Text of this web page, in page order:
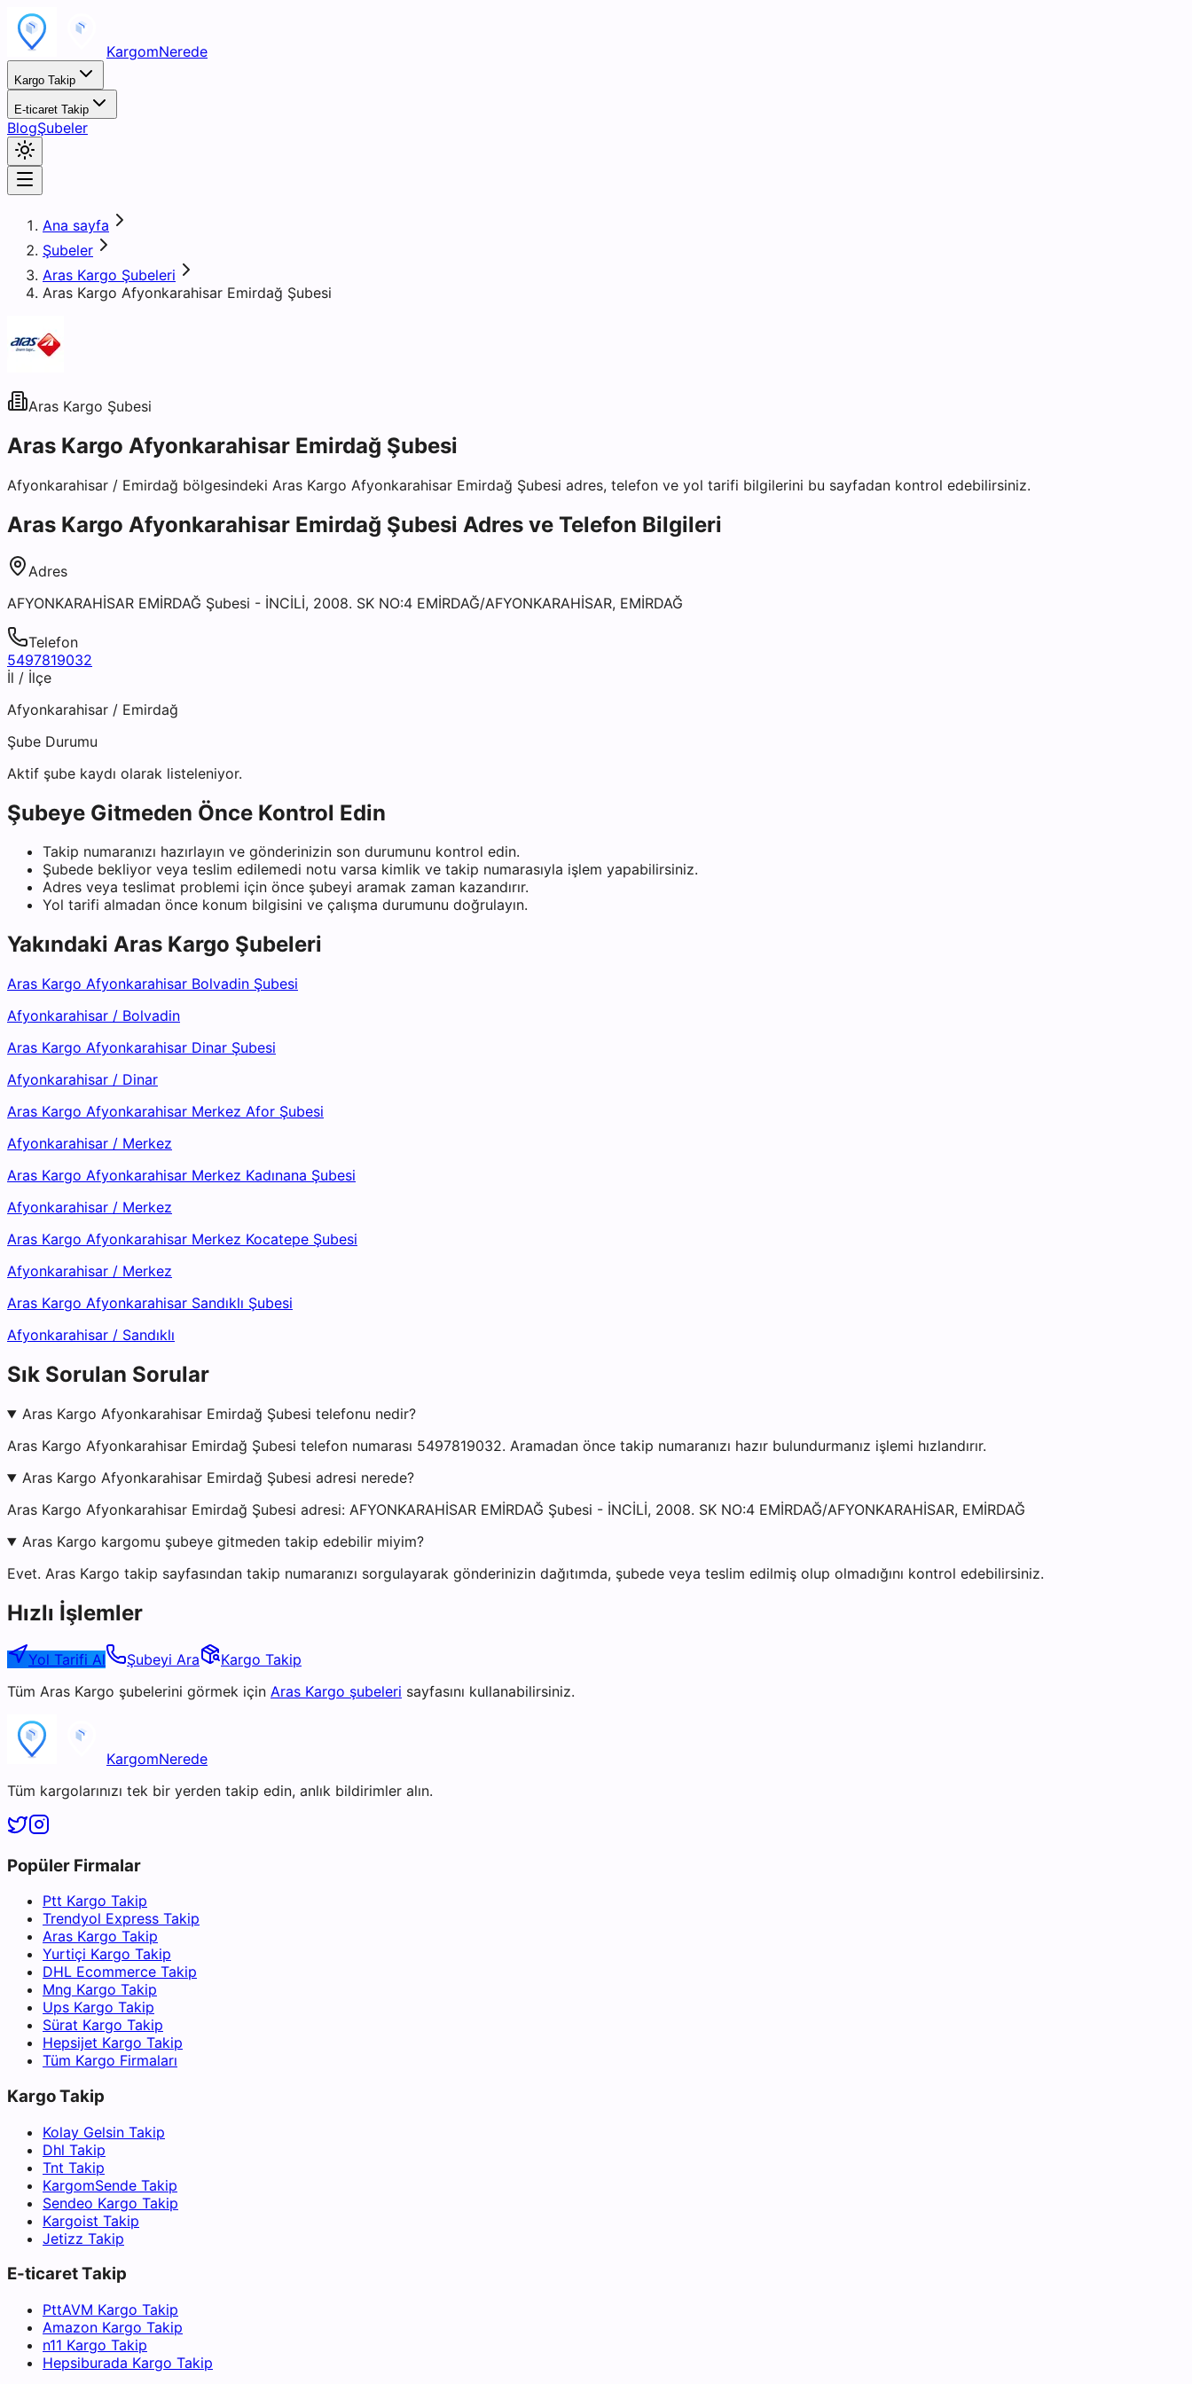
KargomNerede
Kargo Takip
E-ticaret Takip
BlogŞubeler
Ana sayfa
Şubeler
Aras Kargo Şubeleri
Aras Kargo Afyonkarahisar Emirdağ Şubesi
Aras Kargo Şubesi
Aras Kargo Afyonkarahisar Emirdağ Şubesi
Afyonkarahisar / Emirdağ bölgesindeki Aras Kargo Afyonkarahisar Emirdağ Şubesi adres, telefon ve yol tarifi bilgilerini bu sayfadan kontrol edebilirsiniz.
Aras Kargo Afyonkarahisar Emirdağ Şubesi Adres ve Telefon Bilgileri
Adres
AFYONKARAHİSAR EMİRDAĞ Şubesi - İNCİLİ, 2008. SK NO:4 EMİRDAĞ/AFYONKARAHİSAR, EMİRDAĞ
Telefon
5497819032
İl / İlçe
Afyonkarahisar / Emirdağ
Şube Durumu
Aktif şube kaydı olarak listeleniyor.
Şubeye Gitmeden Önce Kontrol Edin
Takip numaranızı hazırlayın ve gönderinizin son durumunu kontrol edin.
Şubede bekliyor veya teslim edilemedi notu varsa kimlik ve takip numarasıyla işlem yapabilirsiniz.
Adres veya teslimat problemi için önce şubeyi aramak zaman kazandırır.
Yol tarifi almadan önce konum bilgisini ve çalışma durumunu doğrulayın.
Yakındaki Aras Kargo Şubeleri
Aras Kargo Afyonkarahisar Bolvadin Şubesi
Afyonkarahisar / Bolvadin
Aras Kargo Afyonkarahisar Dinar Şubesi
Afyonkarahisar / Dinar
Aras Kargo Afyonkarahisar Merkez Afor Şubesi
Afyonkarahisar / Merkez
Aras Kargo Afyonkarahisar Merkez Kadınana Şubesi
Afyonkarahisar / Merkez
Aras Kargo Afyonkarahisar Merkez Kocatepe Şubesi
Afyonkarahisar / Merkez
Aras Kargo Afyonkarahisar Sandıklı Şubesi
Afyonkarahisar / Sandıklı
Sık Sorulan Sorular
Aras Kargo Afyonkarahisar Emirdağ Şubesi telefonu nedir?
Aras Kargo Afyonkarahisar Emirdağ Şubesi telefon numarası 5497819032. Aramadan önce takip numaranızı hazır bulundurmanız işlemi hızlandırır.
Aras Kargo Afyonkarahisar Emirdağ Şubesi adresi nerede?
Aras Kargo Afyonkarahisar Emirdağ Şubesi adresi: AFYONKARAHİSAR EMİRDAĞ Şubesi - İNCİLİ, 2008. SK NO:4 EMİRDAĞ/AFYONKARAHİSAR, EMİRDAĞ
Aras Kargo kargomu şubeye gitmeden takip edebilir miyim?
Evet. Aras Kargo takip sayfasından takip numaranızı sorgulayarak gönderinizin dağıtımda, şubede veya teslim edilmiş olup olmadığını kontrol edebilirsiniz.
Hızlı İşlemler
Yol Tarifi Al Şubeyi Ara
Kargo Takip
Tüm Aras Kargo şubelerini görmek için Aras Kargo şubeleri sayfasını kullanabilirsiniz.
KargomNerede
Tüm kargolarınızı tek bir yerden takip edin, anlık bildirimler alın.
Popüler Firmalar
Ptt Kargo Takip
Trendyol Express Takip
Aras Kargo Takip
Yurtiçi Kargo Takip
DHL Ecommerce Takip
Mng Kargo Takip
Ups Kargo Takip
Sürat Kargo Takip
Hepsijet Kargo Takip
Tüm Kargo Firmaları
Kargo Takip
Kolay Gelsin Takip
Dhl Takip
Tnt Takip
KargomSende Takip
Sendeo Kargo Takip
Kargoist Takip
Jetizz Takip
E-ticaret Takip
PttAVM Kargo Takip
Amazon Kargo Takip
n11 Kargo Takip
Hepsiburada Kargo Takip